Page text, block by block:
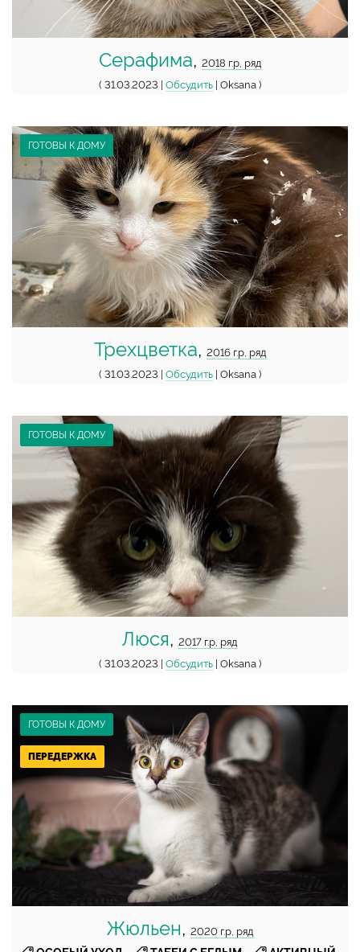
Серафима, 2018 г.р, ряд
( 31.03.2023 | Обсудить | Oksana )
ГОТОВЫ К ДОМУ
Трехцветка, 2016 г.р, ряд
( 31.03.2023 | Обсудить | Oksana )
ГОТОВЫ К ДОМУ
Люся, 2017 г.р, ряд
( 31.03.2023 | Обсудить | Oksana )
ГОТОВЫ К ДОМУ
Жюльен, 2020 г.р, ряд
ПЕРЕДЕРЖКА